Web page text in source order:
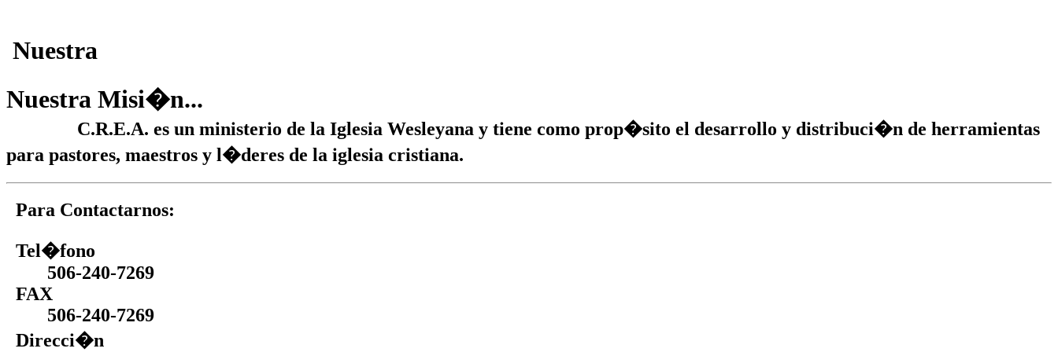
Nuestra
Nuestra Misi�n...
C.R.E.A. es un ministerio de la Iglesia Wesleyana y tiene como prop�sito el desarrollo y distribuci�n de herramientas
para pastores, maestros y l�deres de la iglesia cristiana.
Para Contactarnos:
Tel�fono
506-240-7269
FAX
506-240-7269
Direcci�n